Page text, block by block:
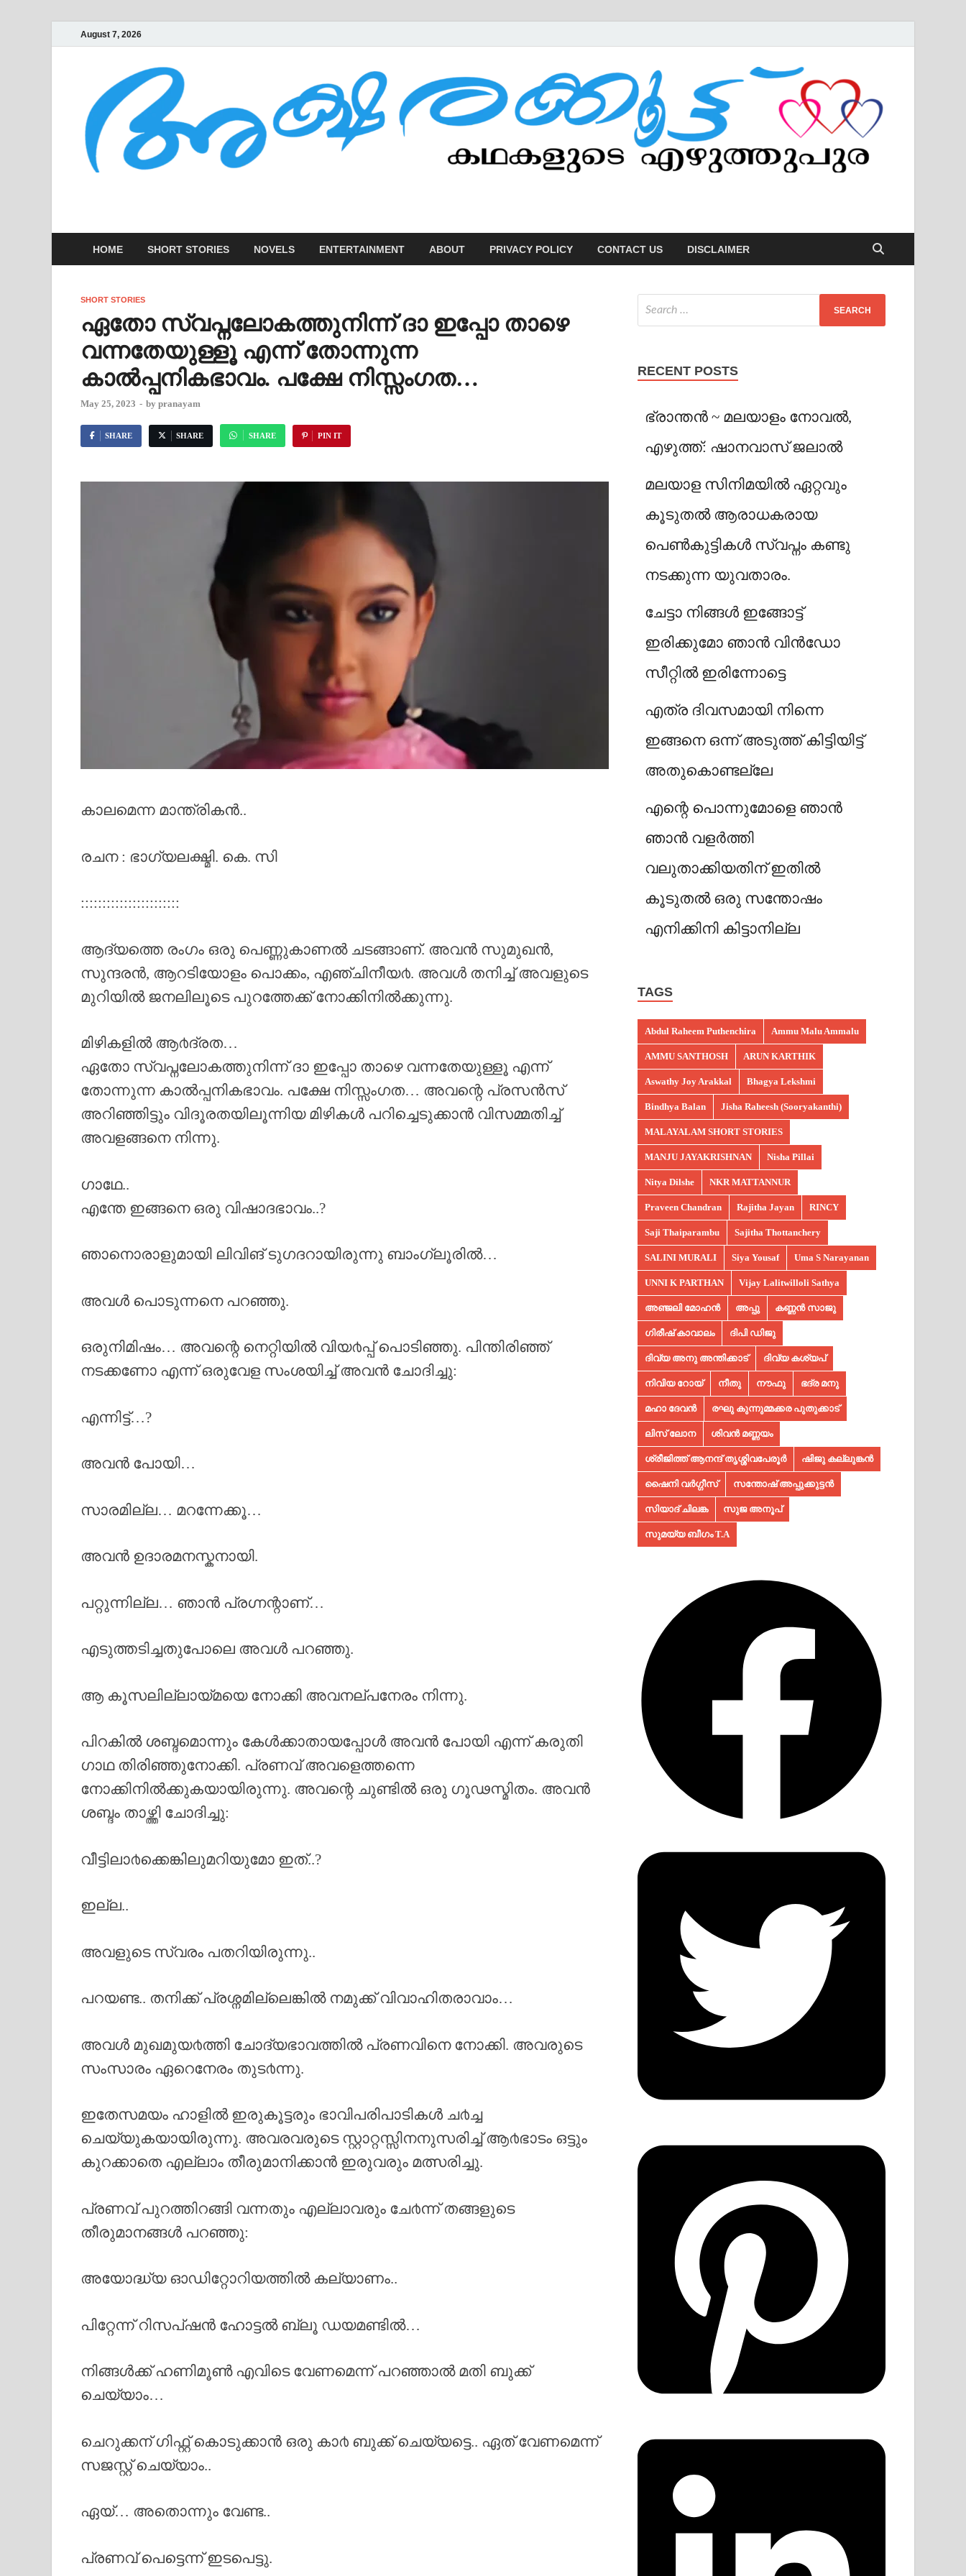
August 7, 2026
HOME SHORT STORIES NOVELS ENTERTAINMENT ABOUT PRIVACY POLICY CONTACT US DISCLAIMER
SHORT STORIES
ഏതോ സ്വപ്നലോകത്തുനിന്ന് ദാ ഇപ്പോ താഴെ
വന്നതേയുള്ളൂ എന്ന് തോന്നുന്ന
കാൽപ്പനികഭാവം. പക്ഷേ നിസ്സംഗത…
May 25, 2023 - by pranayam
SHARE SHARE SHARE PIN IT
കാലമെന്ന മാന്ത്രികൻ..
രചന : ഭാഗ്യലക്ഷ്മി. കെ. സി
:::::::::::::::::::::::
ആദ്യത്തെ രംഗം ഒരു പെണ്ണുകാണൽ ചടങ്ങാണ്. അവൻ സുമുഖൻ,
സുന്ദരൻ, ആറടിയോളം പൊക്കം, എഞ്ചിനീയ൪. അവൾ തനിച്ച് അവളുടെ
മുറിയിൽ ജനലിലൂടെ പുറത്തേക്ക് നോക്കിനിൽക്കുന്നു.
മിഴികളിൽ ആ൪ദ്രത…
ഏതോ സ്വപ്നലോകത്തുനിന്ന് ദാ ഇപ്പോ താഴെ വന്നതേയുള്ളൂ എന്ന്
തോന്നുന്ന കാൽപ്പനികഭാവം. പക്ഷേ നിസ്സംഗത… അവന്റെ പ്രസൻസ്
അറിഞ്ഞിട്ടും വിദൂരതയിലൂന്നിയ മിഴികൾ പറിച്ചെടുക്കാൻ വിസമ്മതിച്ച്
അവളങ്ങനെ നിന്നു.
ഗാഥേ..
എന്തേ ഇങ്ങനെ ഒരു വിഷാദഭാവം..?
ഞാനൊരാളുമായി ലിവിങ് ടുഗദറായിരുന്നു ബാംഗ്ലൂരിൽ…
അവൾ പൊടുന്നനെ പറഞ്ഞു.
ഒരുനിമിഷം… അവന്റെ നെറ്റിയിൽ വിയ൪പ്പ് പൊടിഞ്ഞു. പിന്തിരിഞ്ഞ്
നടക്കണോ എന്ന് ഒരുവേള സംശയിച്ച് അവൻ ചോദിച്ചു:
എന്നിട്ട്…?
അവൻ പോയി…
സാരമില്ല… മറന്നേക്കൂ…
അവൻ ഉദാരമനസ്കനായി.
പറ്റുന്നില്ല… ഞാൻ പ്രഗ്നന്റാണ്…
എടുത്തടിച്ചതുപോലെ അവൾ പറഞ്ഞു.
ആ കൂസലില്ലായ്മയെ നോക്കി അവനല്പനേരം നിന്നു.
പിറകിൽ ശബ്ദമൊന്നും കേൾക്കാതായപ്പോൾ അവൻ പോയി എന്ന് കരുതി
ഗാഥ തിരിഞ്ഞുനോക്കി. പ്രണവ് അവളെത്തന്നെ
നോക്കിനിൽക്കുകയായിരുന്നു. അവന്റെ ചുണ്ടിൽ ഒരു ഗൂഢസ്മിതം. അവൻ
ശബ്ദം താഴ്ത്തി ചോദിച്ചു:
വീട്ടിലാ൪ക്കെങ്കിലുമറിയുമോ ഇത്..?
ഇല്ല..
അവളുടെ സ്വരം പതറിയിരുന്നു..
പറയണ്ട.. തനിക്ക് പ്രശ്നമില്ലെങ്കിൽ നമുക്ക് വിവാഹിതരാവാം…
അവൾ മുഖമുയ൪ത്തി ചോദ്യഭാവത്തിൽ പ്രണവിനെ നോക്കി. അവരുടെ
സംസാരം ഏറെനേരം തുട൪ന്നു.
ഇതേസമയം ഹാളിൽ ഇരുകൂട്ടരും ഭാവിപരിപാടികൾ ച൪ച്ച
ചെയ്യുകയായിരുന്നു. അവരവരുടെ സ്റ്റാറ്റസ്സിനനുസരിച്ച് ആ൪ഭാടം ഒട്ടും
കുറക്കാതെ എല്ലാം തീരുമാനിക്കാൻ ഇരുവരും മത്സരിച്ചു.
പ്രണവ് പുറത്തിറങ്ങി വന്നതും എല്ലാവരും ചേ൪ന്ന് തങ്ങളുടെ
തീരുമാനങ്ങൾ പറഞ്ഞു:
അയോദ്ധ്യ ഓഡിറ്റോറിയത്തിൽ കല്യാണം..
പിറ്റേന്ന് റിസപ്ഷൻ ഹോട്ടൽ ബ്ലൂ ഡയമണ്ടിൽ…
നിങ്ങൾക്ക് ഹണിമൂൺ എവിടെ വേണമെന്ന് പറഞ്ഞാൽ മതി ബുക്ക്
ചെയ്യാം…
ചെറുക്കന് ഗിഫ്റ്റ് കൊടുക്കാൻ ഒരു കാ൪ ബുക്ക് ചെയ്യട്ടെ.. ഏത് വേണമെന്ന്
സജസ്റ്റ് ചെയ്യാം..
ഏയ്… അതൊന്നും വേണ്ട..
പ്രണവ് പെട്ടെന്ന് ഇടപെട്ടു.
RECENT POSTS
ഭ്രാന്തൻ ~ മലയാളം നോവൽ,
എഴുത്ത്: ഷാനവാസ് ജലാൽ
മലയാള സിനിമയിൽ ഏറ്റവും
കൂടുതൽ ആരാധകരായ
പെൺകുട്ടികൾ സ്വപ്നം കണ്ടു
നടക്കുന്ന യുവതാരം.
ചേട്ടാ നിങ്ങൾ ഇങ്ങോട്ട്
ഇരിക്കുമോ ഞാൻ വിൻഡോ
സീറ്റിൽ ഇരിന്നോട്ടെ
എത്ര ദിവസമായി നിന്നെ
ഇങ്ങനെ ഒന്ന് അടുത്ത് കിട്ടിയിട്ട്
അതുകൊണ്ടല്ലേ
എന്റെ പൊന്നുമോളെ ഞാൻ
ഞാൻ വളർത്തി
വലുതാക്കിയതിന് ഇതിൽ
കൂടുതൽ ഒരു സന്തോഷം
എനിക്കിനി കിട്ടാനില്ല
TAGS
Abdul Raheem Puthenchira Ammu Malu Ammalu
AMMU SANTHOSH ARUN KARTHIK
Aswathy Joy Arakkal Bhagya Lekshmi
Bindhya Balan Jisha Raheesh (Sooryakanthi)
MALAYALAM SHORT STORIES
MANJU JAYAKRISHNAN Nisha Pillai
Nitya Dilshe NKR MATTANNUR
Praveen Chandran Rajitha Jayan RINCY
Saji Thaiparambu Sajitha Thottanchery
SALINI MURALI Siya Yousaf Uma S Narayanan
UNNI K PARTHAN Vijay Lalitwilloli Sathya
അഞ്ജലി മോഹൻ അപ്പു കണ്ണൻ സാജു
ഗിരീഷ് കാവാലം ദിപി ഡിജു
ദിവ്യ അനു അന്തിക്കാട് ദിവ്യ കശ്യപ്
നിവിയ റോയ് നീതു നൗഫു ഭദ്ര മനു
മഹാ ദേവൻ രഘു കുന്നുമ്മക്കര പുതുക്കാട്
ലിസ് ലോന ശിവൻ മണ്ണയം
ശ്രീജിത്ത് ആനന്ദ് തൃശ്ശിവപേരൂർ ഷിജു കല്ലുങ്കൻ
ഷൈനി വർഗ്ഗീസ് സന്തോഷ് അപ്പുക്കുട്ടൻ
സിയാദ് ചിലങ്ക സുജ അനൂപ്‌
സുമയ്യ ബീഗം T.A